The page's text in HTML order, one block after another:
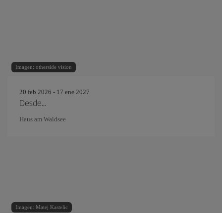
Imagen: otherside vision
20 feb 2026 - 17 ene 2027
Desde...
Haus am Waldsee
Imagen: Matej Kastelic